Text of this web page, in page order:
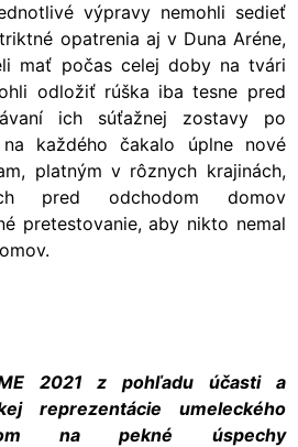
výpravy nemohli sedieť
opatrenia aj v Duna Aréne,
mať počas celej doby na tvári
odložiť rúška iba tesne pred
ich súťažnej zostavy po
každého čakalo úplne nové
platným v rôznych krajinách,
pred odchodom domov
pretestovanie, aby nikto nemal
2021 z pohľadu účasti a
reprezentácie umeleckého
na pekné úspechy